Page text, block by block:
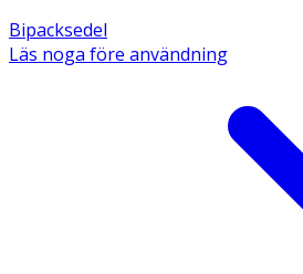
Bipacksedel
Läs noga före användning